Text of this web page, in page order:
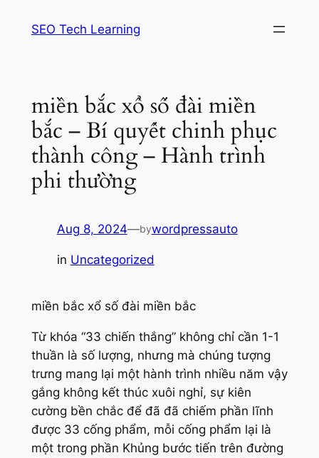
SEO Tech Learning
miền bắc xổ số đài miền
bắc – Bí quyết chinh phục
thành công – Hành trình
phi thường
Aug 8, 2024—bywordpressauto
in Uncategorized
miền bắc xổ số đài miền bắc
Từ khóa “33 chiến thắng” không chỉ cần 1-1
thuần là số lượng, nhưng mà chúng tượng
trưng mang lại một hành trình nhiều năm vậy
gắng không kết thúc xuôi nghỉ, sự kiên
cường bền chắc để đã đã chiếm phần lĩnh
được 33 cống phẩm, mỗi cống phẩm lại là
một trong phần Khủng bước tiến trên đường